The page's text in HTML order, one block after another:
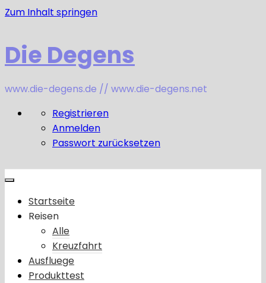
Zum Inhalt springen
Die Degens
www.die-degens.de // www.die-degens.net
Registrieren
Anmelden
Passwort zurücksetzen
Startseite
Reisen
Alle
Kreuzfahrt
Ausfluege
Produkttest